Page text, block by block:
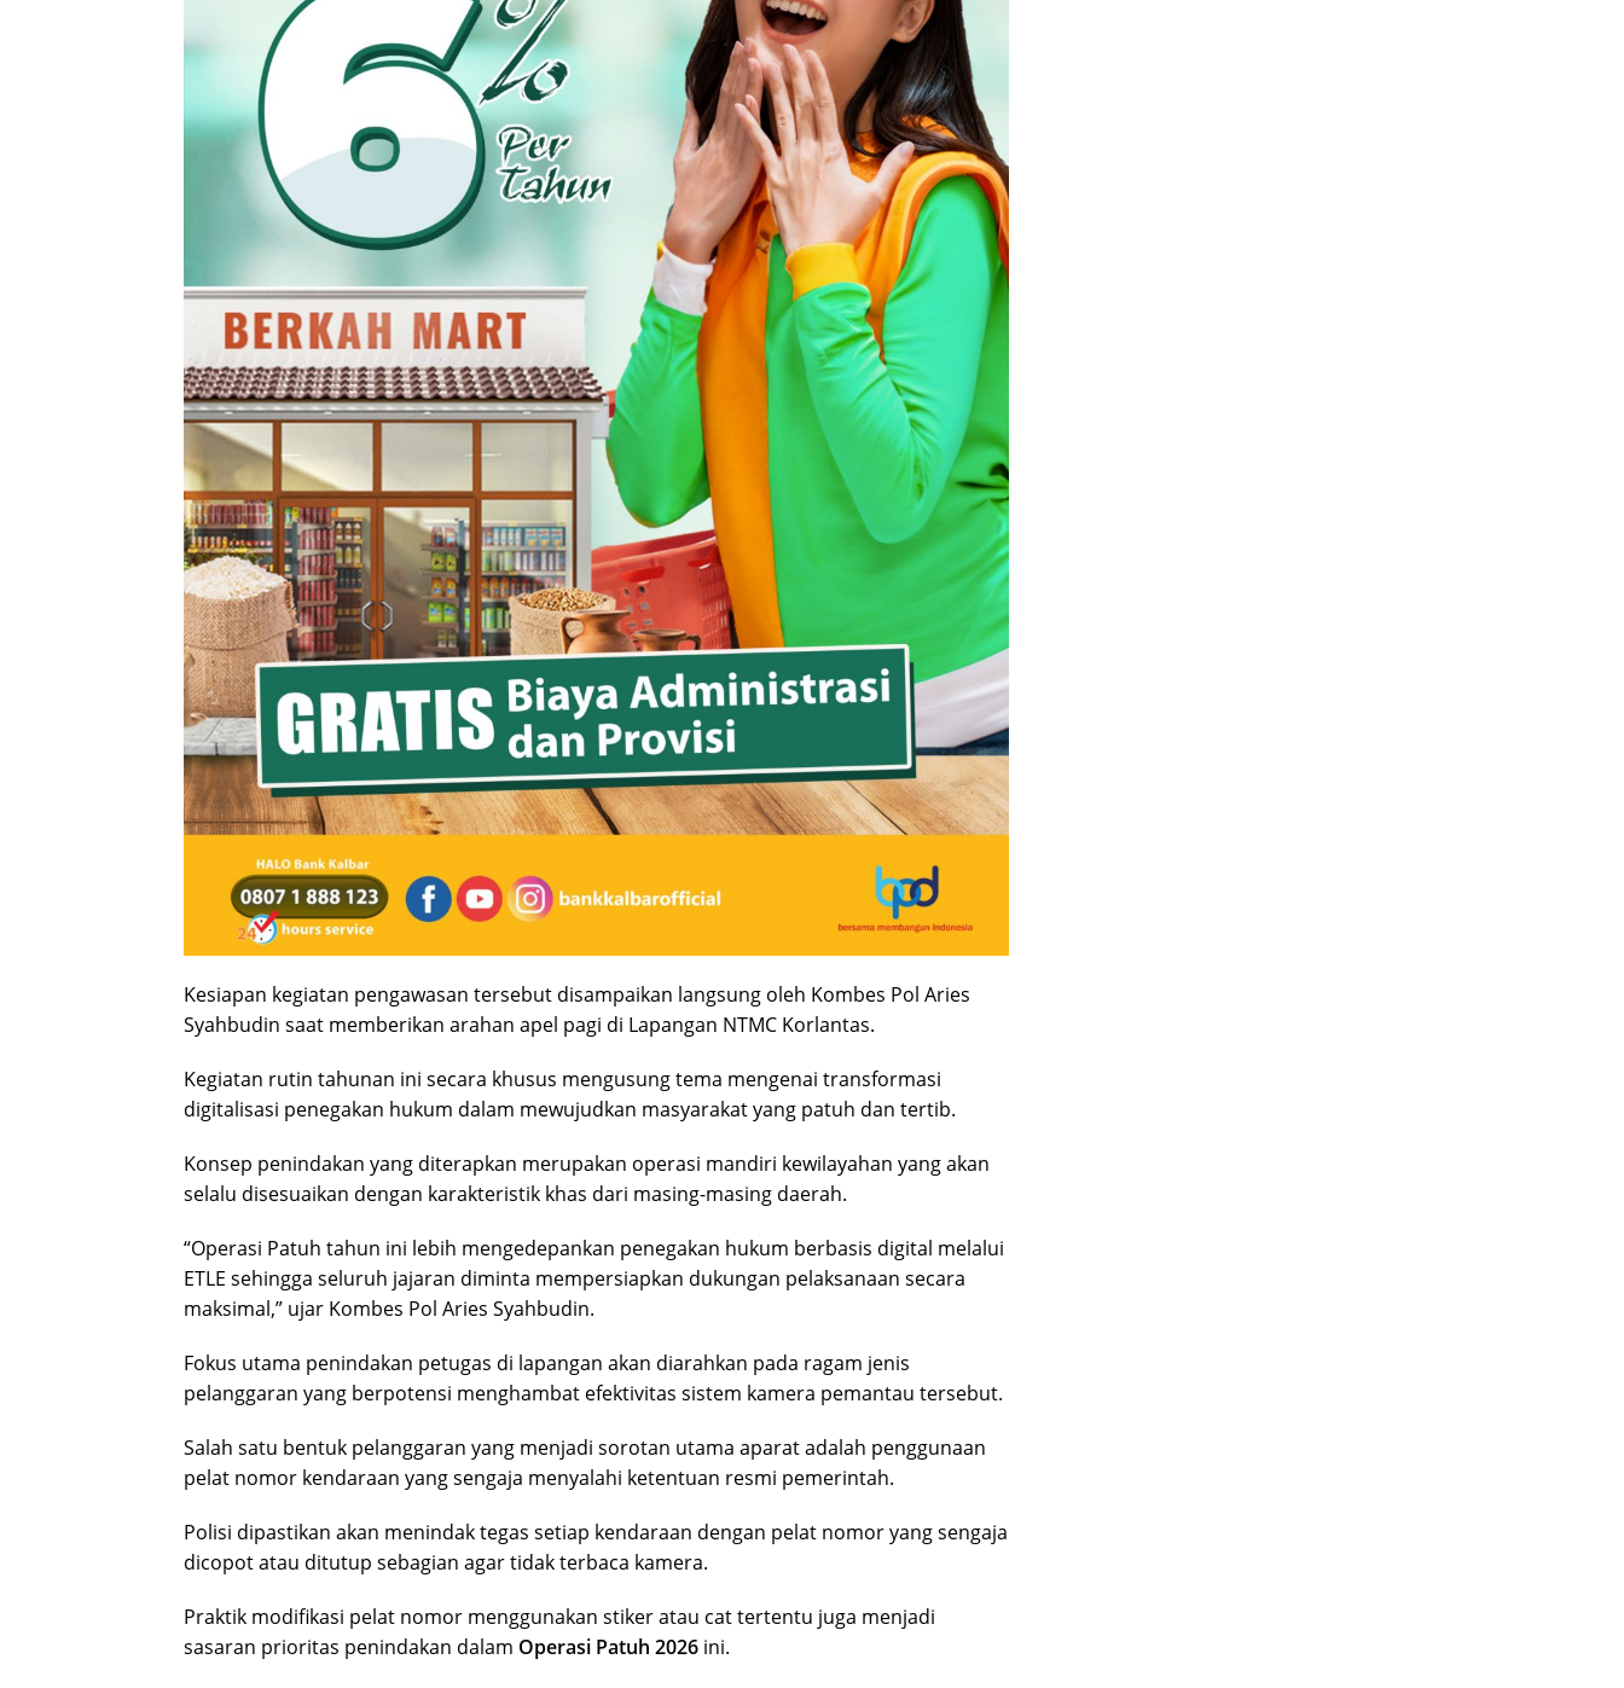
Kesiapan kegiatan pengawasan tersebut disampaikan langsung oleh Kombes Pol Aries
Syahbudin saat memberikan arahan apel pagi di Lapangan NTMC Korlantas.
Kegiatan rutin tahunan ini secara khusus mengusung tema mengenai transformasi
digitalisasi penegakan hukum dalam mewujudkan masyarakat yang patuh dan tertib.
Konsep penindakan yang diterapkan merupakan operasi mandiri kewilayahan yang akan
selalu disesuaikan dengan karakteristik khas dari masing-masing daerah.
“Operasi Patuh tahun ini lebih mengedepankan penegakan hukum berbasis digital melalui
ETLE sehingga seluruh jajaran diminta mempersiapkan dukungan pelaksanaan secara
maksimal,” ujar Kombes Pol Aries Syahbudin.
Fokus utama penindakan petugas di lapangan akan diarahkan pada ragam jenis
pelanggaran yang berpotensi menghambat efektivitas sistem kamera pemantau tersebut.
Salah satu bentuk pelanggaran yang menjadi sorotan utama aparat adalah penggunaan
pelat nomor kendaraan yang sengaja menyalahi ketentuan resmi pemerintah.
Polisi dipastikan akan menindak tegas setiap kendaraan dengan pelat nomor yang sengaja
dicopot atau ditutup sebagian agar tidak terbaca kamera.
Praktik modifikasi pelat nomor menggunakan stiker atau cat tertentu juga menjadi
sasaran prioritas penindakan dalam Operasi Patuh 2026 ini.